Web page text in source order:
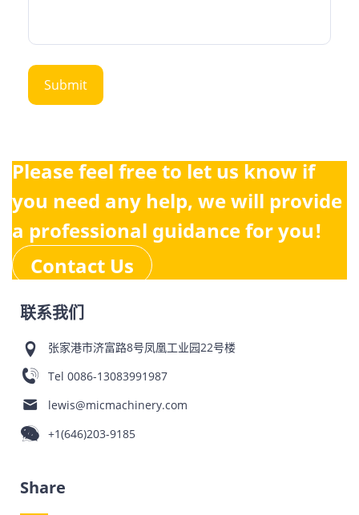
Please feel free to let us know if
you need any help, we will provide
a professional guidance for you!
Contact Us
联系我们
张家港市济富路8号凤凰工业园22号楼
Tel 0086-13083991987
lewis@micmachinery.com
+1(646)203-9185
Share